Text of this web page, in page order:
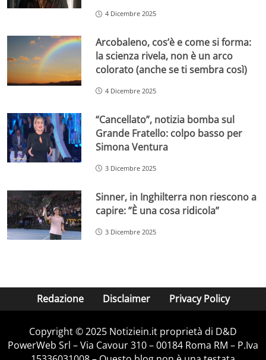
4 Dicembre 2025
Arcobaleno, cos’è e come si forma:
la scienza rivela, non è un arco
colorato (anche se ti sembra così)
4 Dicembre 2025
“Cancellato”, notizia bomba sul
Grande Fratello: colpo basso per
Simona Ventura
3 Dicembre 2025
Sinner, in Inghilterra non riescono a
capire: ”È una cosa ridicola”
3 Dicembre 2025
Redazione Disclaimer Privacy Policy
Copyright © 2025 Notiziein.it proprietà di D&D
PowerWeb Srl – Via Cavour 310 – 00184 Roma RM – P.Iva